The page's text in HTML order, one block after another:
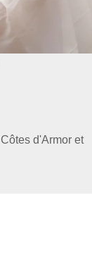
d'Armor et